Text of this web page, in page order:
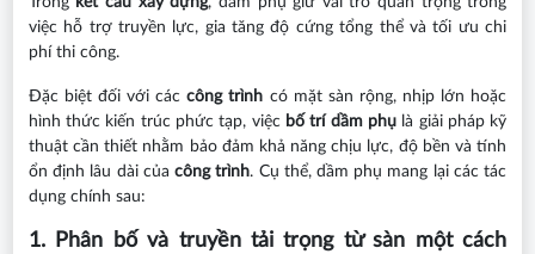
việc hỗ trợ truyền lực, gia tăng độ cứng tổng thể và tối ưu chi
phí thi công.
Đặc biệt đối với cáccông trình có mặt sàn rộng, nhịp lớn hoặc
hình thức kiến trúc phức tạp, việc bố trí dầm phụlà giải pháp kỹ
thuật cần thiết nhằm bảo đảm khả năng chịu lực, độ bền và tính
ổn định lâu dài củacông trình. Cụ thể, dầm phụ mang lại các tác
dụng chính sau:
1. Phân bố và truyền tải trọng từ sàn một cách